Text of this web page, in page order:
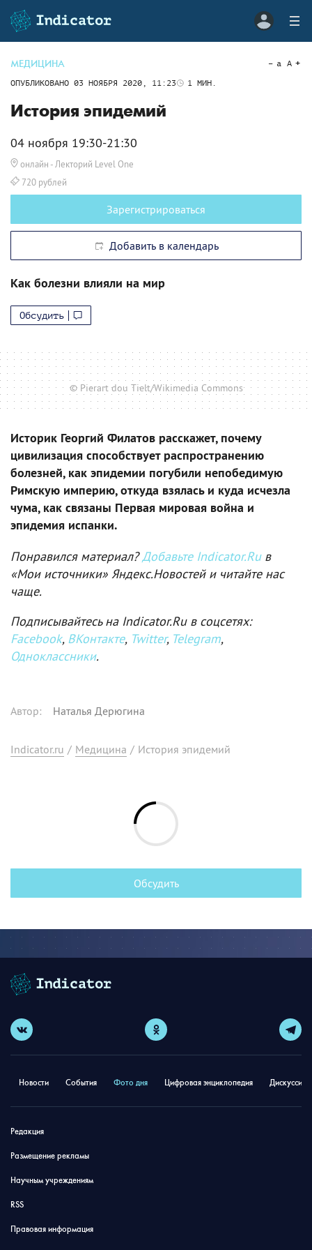
МЕДИЦИНА
ОПУБЛИКОВАНО 03 НОЯБРЯ 2020, 11:23 1 МИН.
a A
История эпидемий
04 ноября 19:30-21:30
онлайн - Лекторий Level One
720 рублей
Зарегистрироваться
Добавить в календарь
Как болезни влияли на мир
Обсудить
© Pierart dou Tielt/Wikimedia Commons
Историк Георгий Филатов расскажет, почему
цивилизация способствует распространению
болезней, как эпидемии погубили непобедимую
Римскую империю, откуда взялась и куда исчезла
чума, как связаны Первая мировая война и
эпидемия испанки.
Понравился материал?Добавьте Indicator.Ruв
«Мои источники» Яндекс.Новостей и читайте нас
чаще.
Подписывайтесь на Indicator.Ru в соцсетях:
Facebook, ВКонтакте, Twitter, Telegram,
Одноклассники.
Автор: Наталья Дерюгина
Indicator.ru / Медицина / История эпидемий
Обсудить
Новости События Фото дня Цифровая энциклопедия
Редакция
Размещение рекламы
Научным учреждениям
RSS
Правовая информация